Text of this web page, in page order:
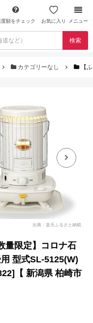
度額をチェック お気に入り メニュー
検索
カテゴリーなし 【
出典：楽天ふるさと納税
量限定】コロナ石
型式SL-5125(W)
【 新潟県 柏崎市